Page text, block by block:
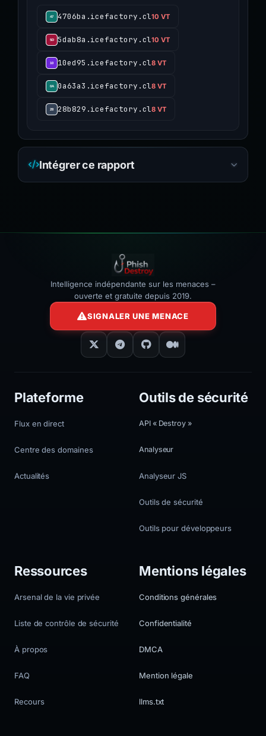
4706ba.icefactory.cl10 VT
5dab8a.icefactory.cl10 VT
10ed95.icefactory.cl8 VT
0a63a3.icefactory.cl8 VT
28b829.icefactory.cl8 VT
Intégrer ce rapport
Intelligence indépendante sur les menaces –
ouverte et gratuite depuis 2019.
SIGNALER UNE MENACE
Plateforme
Flux en direct
Centre des domaines
Actualités
Outils de sécurité
API « Destroy »
Analyseur
Analyseur JS
Outils de sécurité
Outils pour développeurs
Ressources
Arsenal de la vie privée
Liste de contrôle de sécurité
À propos
FAQ
Recours
Mentions légales
Conditions générales
Confidentialité
DMCA
Mention légale
llms.txt